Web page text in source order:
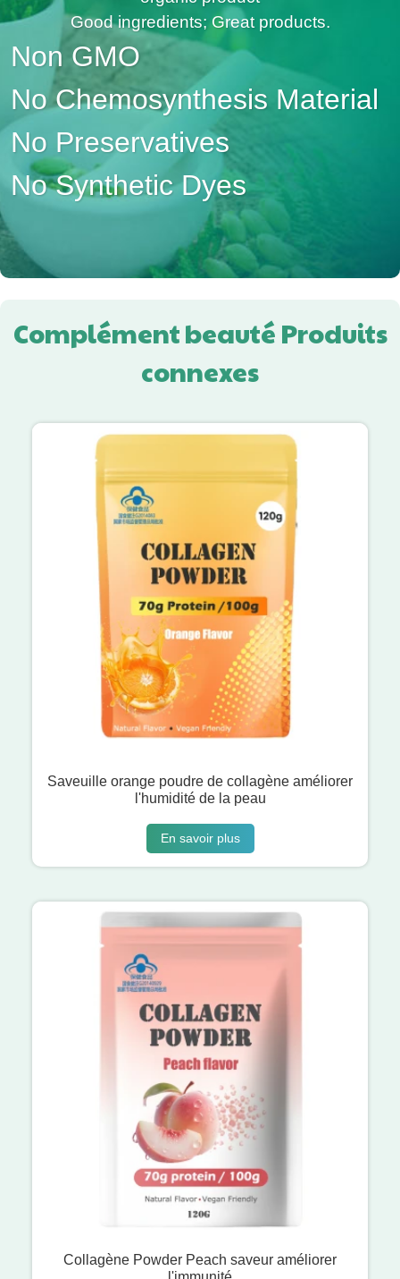
Good ingredients; Great products.
Non GMO
No Chemosynthesis Material
No Preservatives
No Synthetic Dyes
Complément beauté Produits
connexes
Saveuille orange poudre de collagène améliorer
l'humidité de la peau
En savoir plus
Collagène Powder Peach saveur améliorer